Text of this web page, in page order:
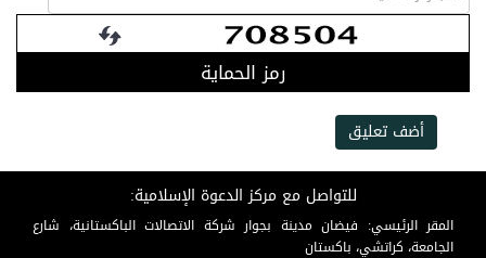
رمز الحماية
أضف تعليق
للتواصل مع مركز الدعوة الإسلامية:
المقر الرئيسي: فيضان مدينة بجوار شركة الاتصالات الباكستانية، شارع
الجامعة، كراتشي، باكستان